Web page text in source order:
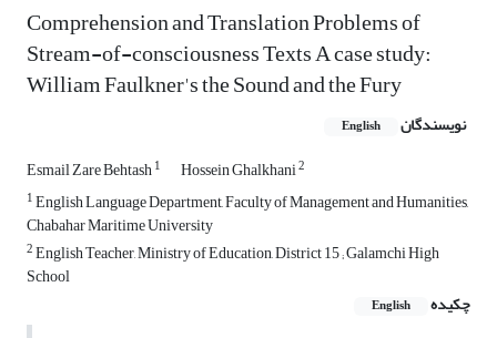
Comprehension and Translation Problems of
Stream-of-consciousness Texts A case study:
William Faulkner's the Sound and the Fury
نویسندگان English
Esmail Zare Behtash1 Hossein Ghalkhani2
1English Language Department, Faculty of Management and Humanities,
Chabahar Maritime University
2English Teacher, Ministry of Education, District 15 ; Galamchi High
School
چکیده
English